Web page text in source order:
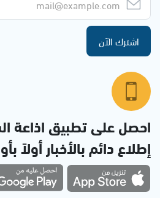
اشترك الآن
احصل على تطبيق
إطلاع دائم بالأخبار أولاً